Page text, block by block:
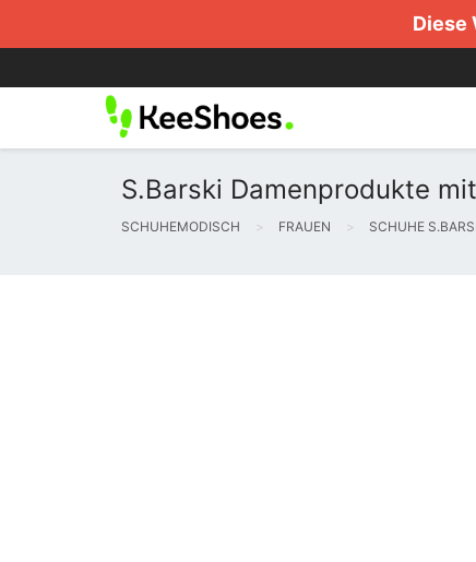
Diese
S.Barski Damenprodukte
SCHUHEMODISCH FRAUEN SCHUHE